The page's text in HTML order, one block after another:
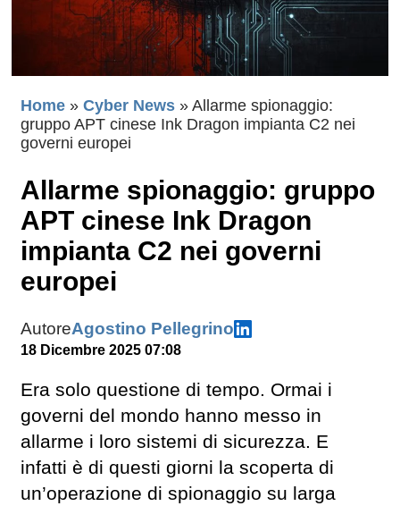
Home » Cyber News » Allarme spionaggio:
gruppo APT cinese Ink Dragon impianta C2 nei
governi europei
Allarme spionaggio: gruppo
APT cinese Ink Dragon
impianta C2 nei governi
europei
AutoreAgostino Pellegrino
18 Dicembre 2025 07:08
Era solo questione di tempo. Ormai i
governi del mondo hanno messo in
allarme i loro sistemi di sicurezza. E
infatti è di questi giorni la scoperta di
un’operazione di spionaggio su larga